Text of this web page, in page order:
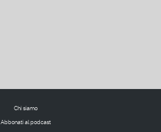
Chi siamo
Abbonati al podcast